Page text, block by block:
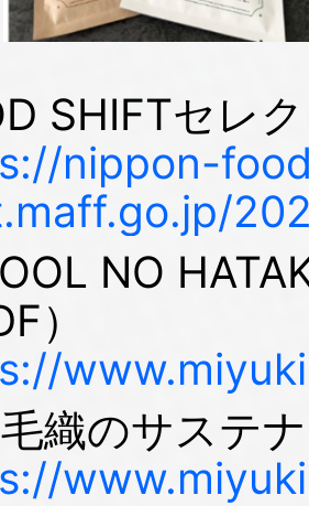
SHIFTセレ
nippon-
NO
）
織のサステ